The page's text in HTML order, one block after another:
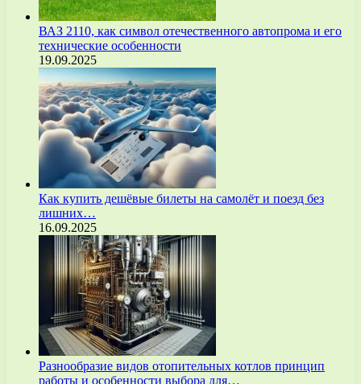
ВАЗ 2110, как символ отечественного автопрома и его
технические особенности
19.09.2025
Как купить дешёвые билеты на самолёт и поезд без
лишних…
16.09.2025
Разнообразие видов отопительных котлов принцип
работы и особенности выбора для…